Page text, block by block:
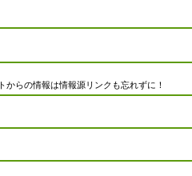
らの情報は情報源リンクも忘れずに！